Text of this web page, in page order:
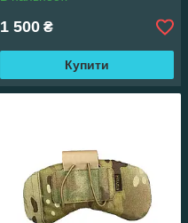
1 500 ₴
Купити